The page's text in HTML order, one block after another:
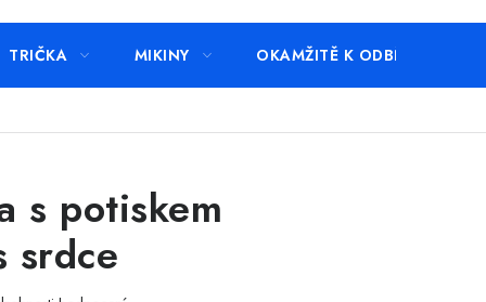
TRIČKA MIKINY OKAMŽITĚ K ODBĚRU
s potiskem
srdce